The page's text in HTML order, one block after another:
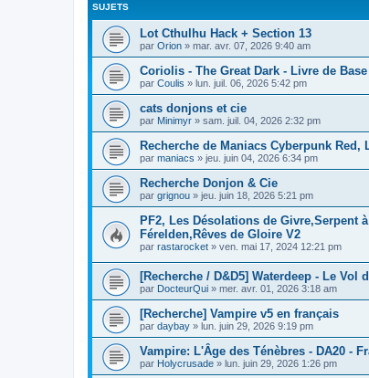
SUJETS
Lot Cthulhu Hack + Section 13
par Orion » mar. avr. 07, 2026 9:40 am
Coriolis - The Great Dark - Livre de Base
par Coulis » lun. juil. 06, 2026 5:42 pm
cats donjons et cie
par Minimyr » sam. juil. 04, 2026 2:32 pm
Recherche de Maniacs Cyberpunk Red,
par maniacs » jeu. juin 04, 2026 6:34 pm
Recherche Donjon & Cie
par grignou » jeu. juin 18, 2026 5:21 pm
PF2, Les Désolations de Givre,Serpent
Férelden,Rêves de Gloire V2
par rastarocket » ven. mai 17, 2024 12:21 pm
[Recherche / D&D5] Waterdeep - Le Vol
par DocteurQui » mer. avr. 01, 2026 3:18 am
[Recherche] Vampire v5 en français
par daybay » lun. juin 29, 2026 9:19 pm
Vampire: L'Âge des Ténèbres - DA20 -
par Holycrusade » lun. juin 29, 2026 1:26 pm